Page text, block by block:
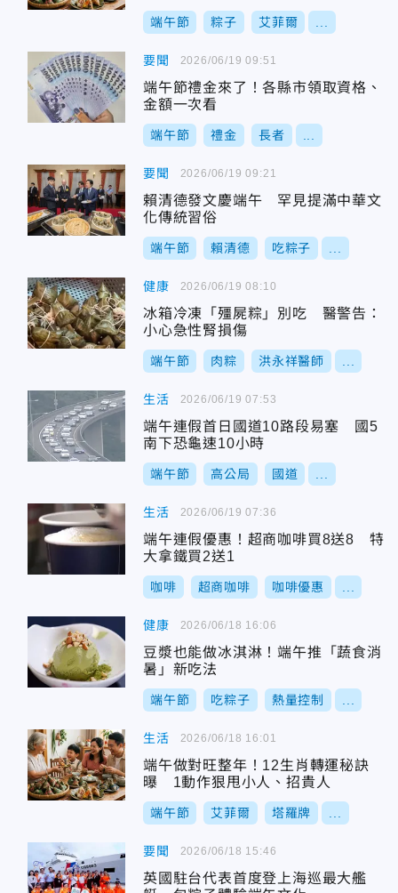
端午節 粽子 艾菲爾
要聞
端午節禮金來了！各縣市領取資格、
金額一次看
端午節 禮金 長者
2026/06/19 09:51
要聞
賴清德發文慶端午 罕見提滿中華文
化傳統習俗
端午節 賴清德 吃粽子
2026/06/19 09:21
健康
冰箱冷凍「殭屍粽」別吃 醫警告：
小心急性腎損傷
端午節 肉粽 洪永祥醫師
2026/06/19 08:10
生活
端午連假首日國道10路段易塞 國5
南下恐龜速10小時
端午節 高公局 國道
2026/06/19 07:53
生活
端午連假優惠！超商咖啡買8送8 特
大拿鐵買2送1
咖啡 超商咖啡 咖啡優惠
2026/06/19 07:36
健康
豆漿也能做冰淇淋！端午推「蔬食消
暑」新吃法
端午節 吃粽子 熱量控制
2026/06/18 16:06
生活
端午做對旺整年！12生肖轉運秘訣
曝 1動作狠甩小人、招貴人
端午節 艾菲爾 塔羅牌
2026/06/18 16:01
要聞
英國駐台代表首度登上海巡最大艦
2026/06/18 15:46